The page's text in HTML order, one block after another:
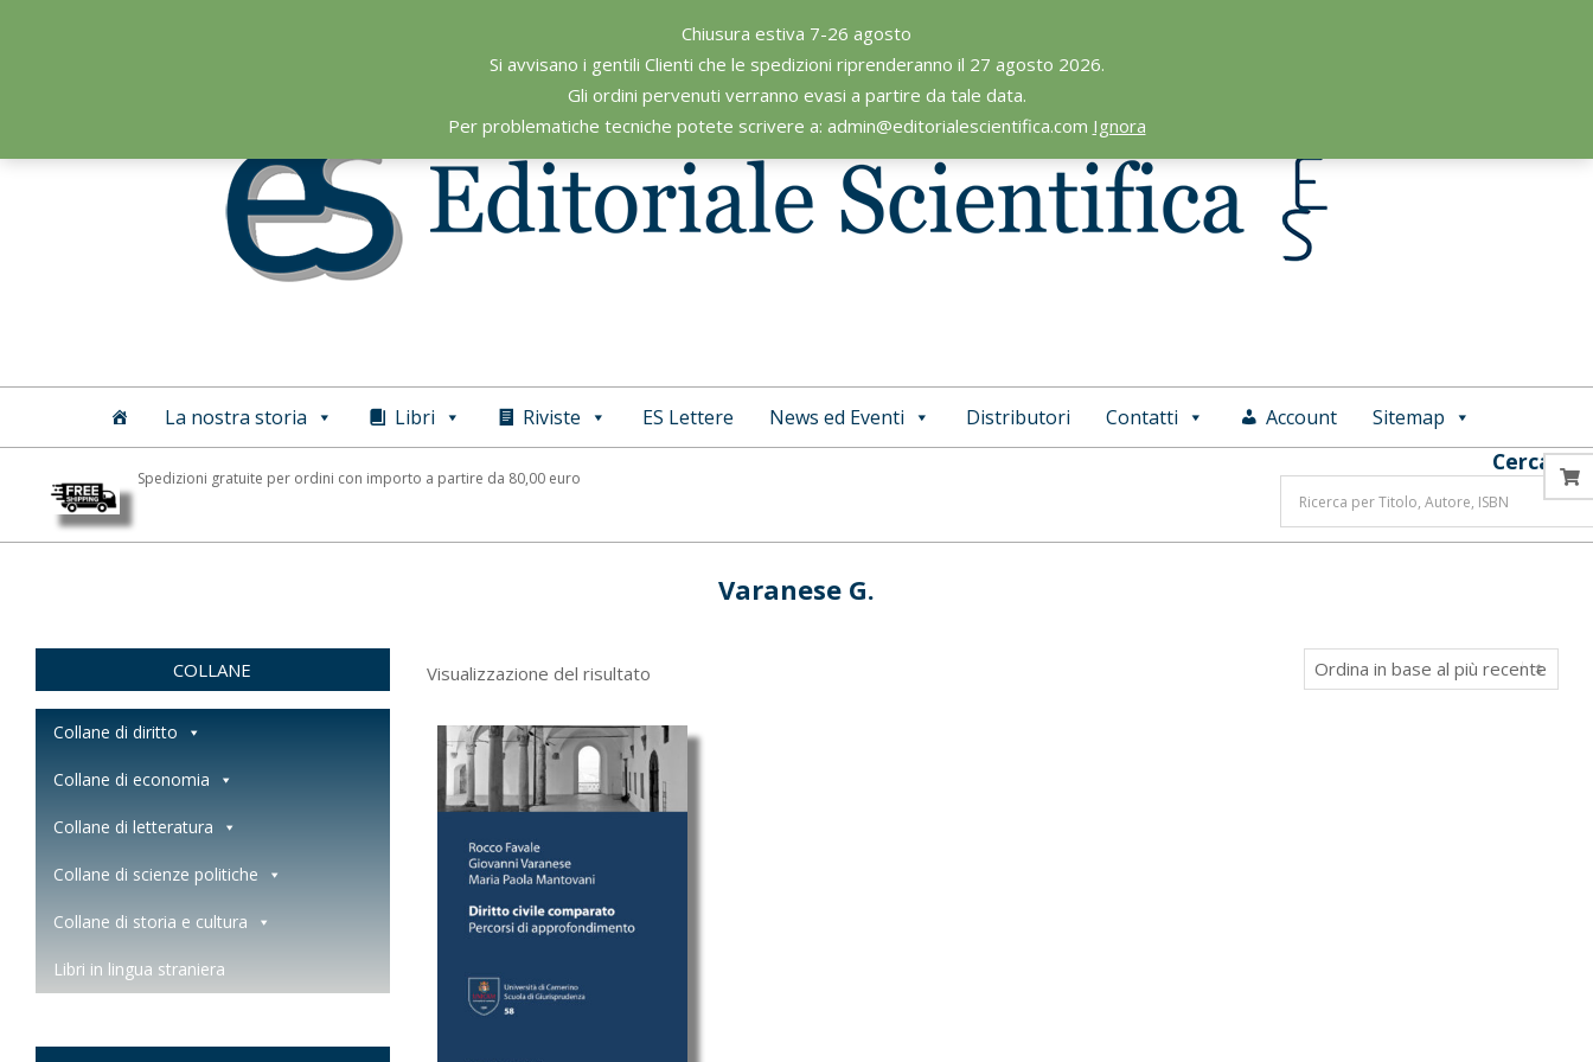
Chiusura estiva 7-26 agosto
Si avvisano i gentili Clienti che le spedizioni riprenderanno il 27 agosto 2026.
Gli ordini pervenuti verranno evasi a partire da tale data.
Per problematiche tecniche potete scrivere a: admin@editorialescientifica.com Ignora
Editoriale
Scientifica
Primary
La nostra storia Libri Riviste ES Lettere News ed Eventi Distributori Contatti Account Sitemap
Spedizioni gratuite per ordini con importo a partire da 80,00 euro
Cerca
Varanese G.
Visualizzazione del risultato
COLLANE
Collane di diritto
Collane di economia
Collane di letteratura
Collane di scienze politiche
Collane di storia e cultura
Libri in lingua straniera